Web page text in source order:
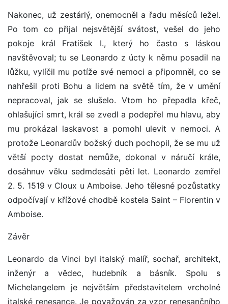
Nakonec, už zestárlý, onemocněl a řadu měsíců ležel.
Po tom co přijal nejsvětější svátost, vešel do jeho
pokoje král Fratišek I., který ho často s láskou
navštěvoval; tu se Leonardo z úcty k němu posadil na
lůžku, vylíčil mu potíže své nemoci a připomněl, co se
nahřešil proti Bohu a lidem na světě tím, že v umění
nepracoval, jak se slušelo. Vtom ho přepadla křeč,
ohlašující smrt, král se zvedl a podepřel mu hlavu, aby
mu prokázal laskavost a pomohl ulevit v nemoci. A
protože Leonardův božský duch pochopil, že se mu už
větší pocty dostat nemůže, dokonal v náručí krále,
dosáhnuv věku sedmdesáti pěti let. Leonardo zemřel
2. 5. 1519 v Cloux u Amboise. Jeho tělesné pozůstatky
odpočívají v křížové chodbě kostela Saint – Florentin v
Amboise.
Závěr
Leonardo da Vinci byl italský malíř, sochař, architekt,
inženýr a vědec, hudebník a básník. Spolu s
Michelangelem je největším představitelem vrcholné
italské renesance. Je považován za vzor renesančního